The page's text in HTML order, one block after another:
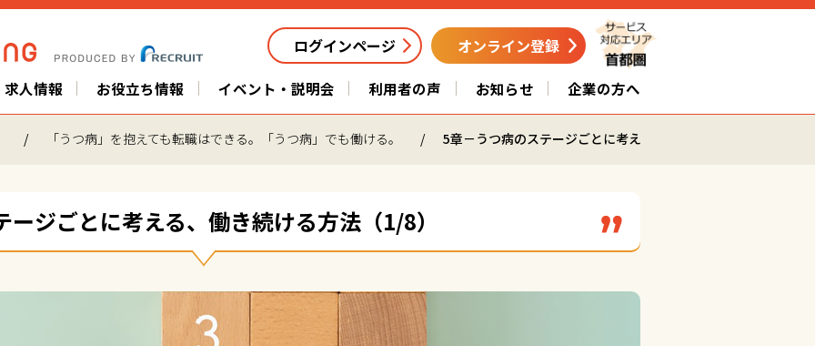
求人情報 お役立ち情報 イベント・説明会 利用者の声 お知らせ 企業の方へ
ログインページ オンライン登録
「うつ病」を抱えても転職はできる。「うつ病」でも働ける。 5章－うつ病のステージごとに考える、働き続ける方法（1/8）
ジごとに考える、働き続ける方法（1/8）